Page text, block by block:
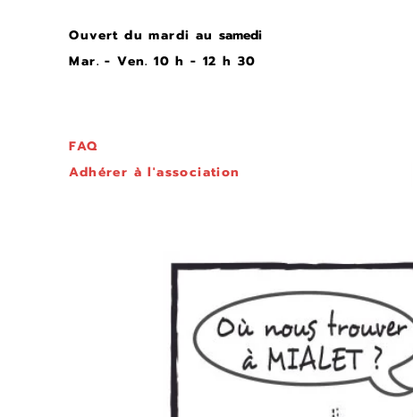
Ouvert du mardi ausamedi
Mar. - Ven. 10 h - 12 h 30
FAQ
Adhérer à l'association